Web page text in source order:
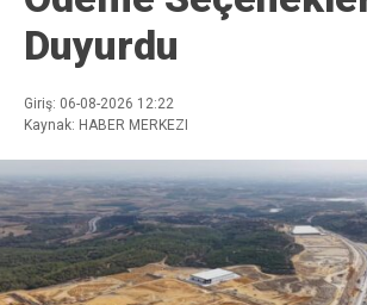
Duyurdu
Giriş: 06-08-2026 12:22
Kaynak: HABER MERKEZI